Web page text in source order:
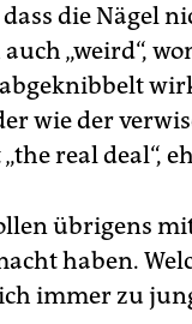
die Nägel
„weird“,
wie der
real deal“,
übrigens
haben.
immer zu